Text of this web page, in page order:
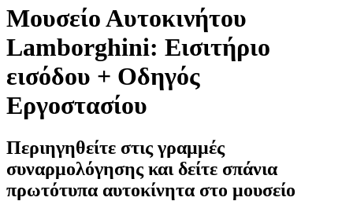
Μουσείο Αυτοκινήτου
Lamborghini: Εισιτήριο
εισόδου + Οδηγός
Εργοστασίου
Περιηγηθείτε στις γραμμές
συναρμολόγησης και δείτε σπάνια
πρωτότυπα αυτοκίνητα στο μουσείο